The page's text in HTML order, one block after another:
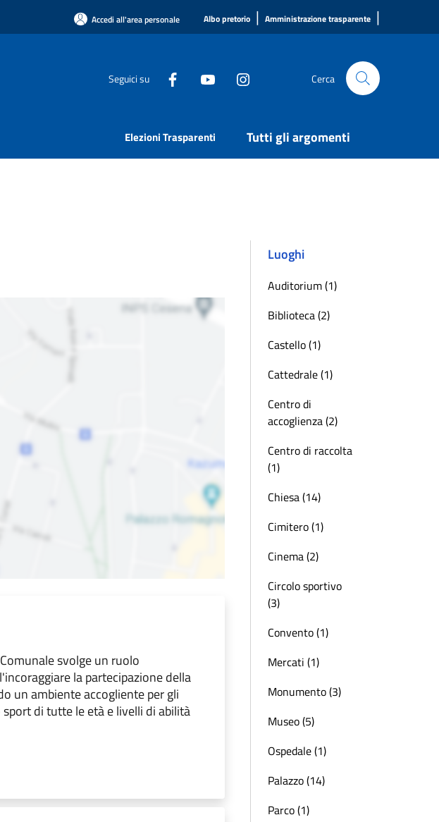
Accedi all'area personale Albo pretorio | Amministrazione trasparente |
Seguici su Cerca
Elezioni Trasparenti Tutti gli argomenti
svolge un ruolo
la partecipazione della
un ambiente accogliente per gli
di tutte le età e livelli di abilità
Luoghi
Auditorium (1)
Biblioteca (2)
Castello (1)
Cattedrale (1)
Centro di
accoglienza (2)
Centro di raccolta
(1)
Chiesa (14)
Cimitero (1)
Cinema (2)
Circolo sportivo
(3)
Convento (1)
Mercati (1)
Monumento (3)
Museo (5)
Ospedale (1)
Palazzo (14)
Parco (1)